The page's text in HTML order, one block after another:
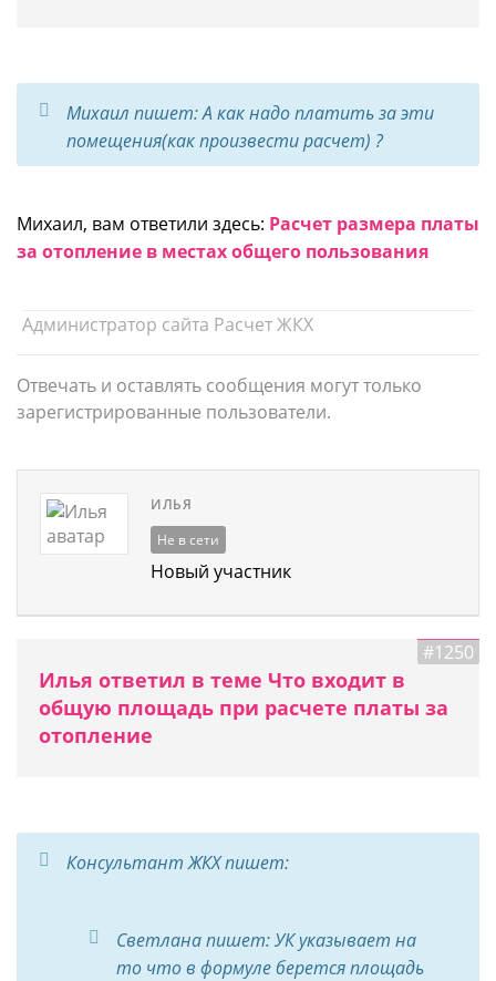
Михаил пишет: А как надо платить за эти
помещения(как произвести расчет) ?
Михаил, вам ответили здесь: Расч ет размера платы
за отопление в местах общего пользования
Администратор сайта Расчет ЖКХ
Отвечать и оставлять сообщения могут только
зарегистрированные пользователи.
ИЛЬЯ
Не в сети
Новый участник
#1250
Илья ответил в теме Что входит в
общую площадь при расчете платы за
отопление
Консультант ЖКХ пишет:
Светлана пишет: УК указывает на
то что в формуле берется площадь